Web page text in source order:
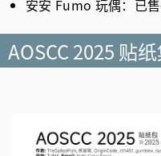
安安 Fumo 玩偶：已
AOSCC 2025 贴